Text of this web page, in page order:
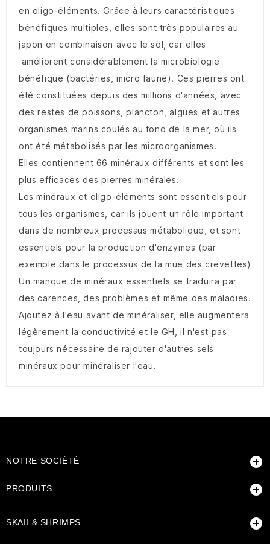
en oligo-éléments. Grâce à leurs caractéristiques
bénéfiques multiples, elles sont très populaires au
japon en combinaison avec le sol, car elles
améliorent considérablement la microbiologie
bénéfique (bactéries, micro faune). Ces pierres ont
été constituées depuis des millions d'années, avec
des restes de poissons, plancton, algues et autres
organismes marins coulés au fond de la mer, où ils
ont été métabolisés par les microorganismes.
Elles contiennent 66 minéraux différents et sont les
plus efficaces des pierres minérales.
Les minéraux et oligo-éléments sont essentiels pour
tous les organismes, car ils jouent un rôle important
dans de nombreux processus métabolique, et sont
essentiels pour la production d'enzymes (par
exemple dans le processus de la mue des crevettes)
Un manque de minéraux essentiels se traduira par
des carences, des problèmes et même des maladies.
Ajoutez à l'eau avant de minéraliser, elle augmentera
légèrement la conductivité et le GH, il n'est pas
toujours nécessaire de rajouter d'autres sels
minéraux pour minéraliser l'eau.
NOTRE SOCIÉTÉ 
PRODUITS 
SKAII & SHRIMPS 